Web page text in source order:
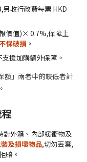
另收行政費每票 HKD
價值)× 0.7%,保障上
保破損 。
支援加購額外保障。
額」兩者中的較低者計
對外箱、內部緩衝物及
及損壞物品,切勿丟棄,
賠。